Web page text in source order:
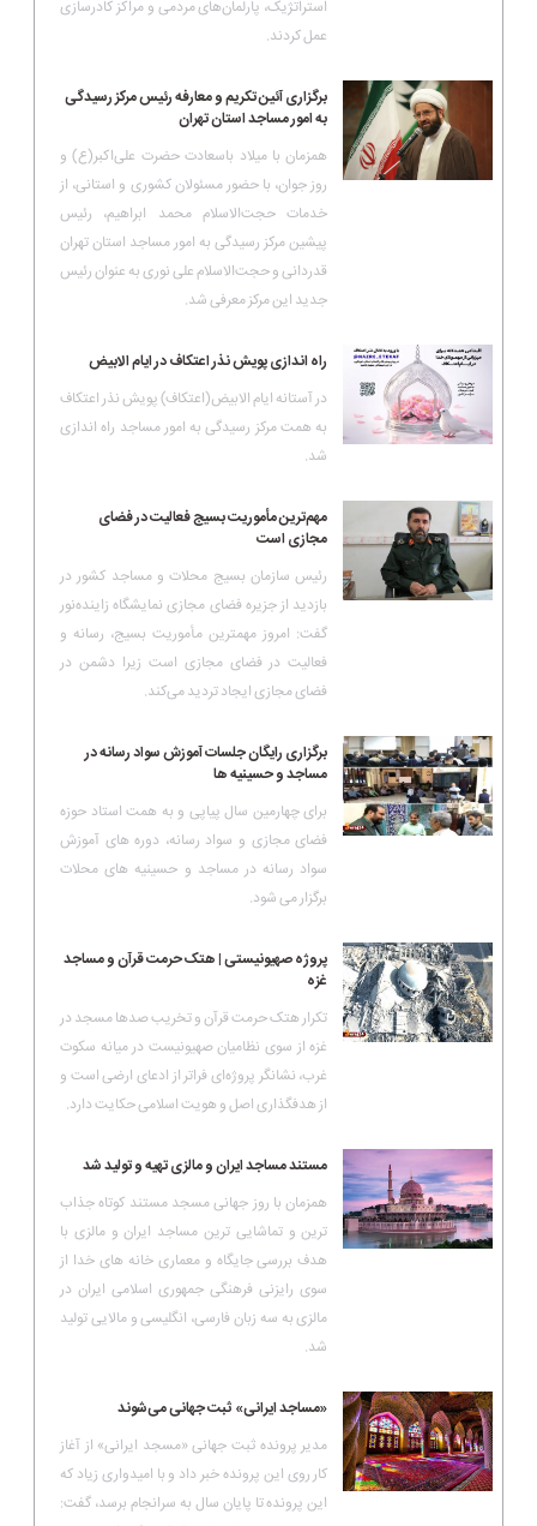
استراتژیک، پارلمان‌های مردمی و مراکز کادرسازی
عمل کردند.
برگزاری آئین تکریم و معارفه رئیس مرکز رسیدگی
به امور مساجد استان تهران
همزمان با میلاد باسعادت حضرت علی‌اکبر(ع) و
روز جوان، با حضور مسئولان کشوری و استانی، از
خدمات حجت‌الاسلام‌ محمد ابراهیم، رئیس
پیشین مرکز رسیدگی به امور مساجد استان تهران
قدردانی و حجت‌الاسلام‌ علی نوری به عنوان رئیس
جدید این مرکز معرفی شد.
راه اندازی پویش نذر اعتکاف در ایام الابیض
در آستانه ایام الابیض(اعتکاف) پویش نذر اعتکاف
به همت مرکز رسیدگی به امور مساجد راه اندازی
شد.
مهم‌ترین مأموریت بسیج فعالیت در فضای
مجازی است
رئیس سازمان بسیج محلات و مساجد کشور در
بازدید از جزیره فضای مجازی نمایشگاه زاینده‌نور
گفت: امروز مهمترین مأموریت بسیج، رسانه و
فعالیت در فضای مجازی است زیرا دشمن در
فضای مجازی ایجاد تردید می‌کند.
برگزاری رایگان جلسات آموزش سواد رسانه در
مساجد و حسینیه ها
برای چهارمین سال پیاپی و به همت استاد حوزه
فضای مجازی و سواد رسانه، دوره های آموزش
سواد رسانه در مساجد و حسینیه های محلات
برگزار می شود.
پروژه صهیونیستی | هتک حرمت قرآن و مساجد
غزه
تکرار هتک حرمت قرآن و تخریب صدها مسجد در
غزه از سوی نظامیان صهیونیست در میانه سکوت
غرب، نشانگر پروژه‌ای فراتر از ادعای ارضی است و
از هدفگذاری اصل و هویت اسلامی حکایت دارد.
مستند مساجد ایران و مالزی تهیه و تولید شد
همزمان با روز جهانی مسجد مستند کوتاه جذاب
ترین و تماشایی ترین مساجد ایران و مالزی با
هدف بررسی جایگاه و معماری خانه های خدا از
سوی رایزنی فرهنگی جمهوری اسلامی ایران در
مالزی به سه زبان فارسی، انگلیسی و مالایی تولید
شد.
«مساجد ایرانی» ثبت جهانی می‌شوند
مدیر پرونده ثبت جهانی «مسجد ایرانی» از آغاز
کار روی این پرونده خبر داد و با امیدواری زیاد که
این پرونده تا پایان سال به سرانجام برسد، گفت: